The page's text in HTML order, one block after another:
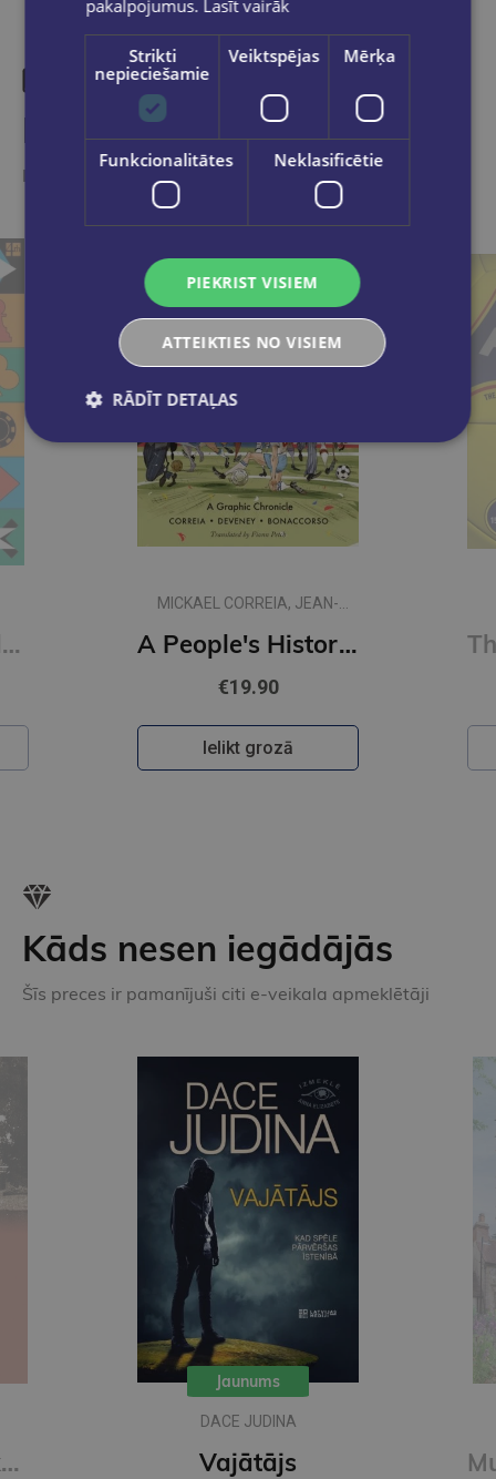
Līdzīgas preces
Ieskaties, varbūt noder
Around the World in 80 Games : A Mathematician Unlocks the Secrets of the Greatest Games (s)
MICKAEL CORREIA, JEAN-
A People's History of Football : A Graphic Chronicle
€19.90
Ielikt grozā
Kāds nesen iegādājās
Šīs preces ir pamanījuši citi e-veikala apmeklētāji
Kaucmindes pakavs
Jaunums
DACE JUDINA
Vajātājs
pakalpojumus. Lasīt vairāk
Strikti
nepieciešamie
Veiktspējas Mērķa
Funkcionalitātes Neklasificētie
PIEKRIST VISIEM
ATTEIKTIES NO VISIEM
RĀDĪT DETAĻAS